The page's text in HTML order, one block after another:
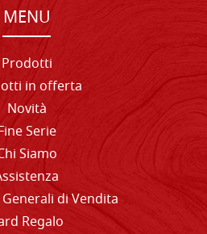
MENU
Prodotti
in offerta
Novità
Serie
Siamo
di Vendita
Regalo